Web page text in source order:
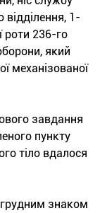
відділення, 1-
роти 236-го
який
механізованої
завдання
пункту
тіло вдалося
знаком